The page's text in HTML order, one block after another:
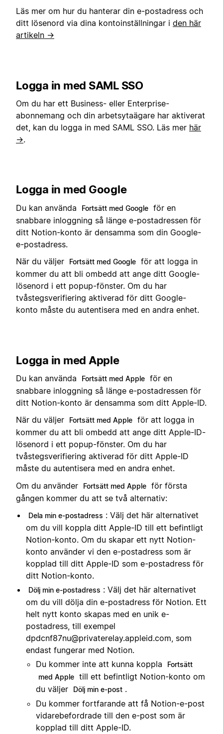
Läs mer om hur du hanterar din e-postadress och
ditt lösenord via dina kontoinställningar i den här
artikeln →
Logga in med SAML SSO
Om du har ett Business- eller Enterprise-
abonnemang och din arbetsytaägare har aktiverat
det, kan du logga in med SAML SSO. Läs mer här
→.
Logga in med Google
Du kan använda Fortsätt med Google för en
snabbare inloggning så länge e-postadressen för
ditt Notion-konto är densamma som din Google-
e-postadress.
När du väljer
Fortsätt med Google för att logga in
kommer du att bli ombedd att ange ditt Google-
lösenord i ett popup-fönster. Om du har
tvåstegsverifiering aktiverad för ditt Google-
konto måste du autentisera med en andra enhet.
Logga in med Apple
Du kan använda Fortsätt med Apple för en
snabbare inloggning så länge e-postadressen för
ditt Notion-konto är densamma som ditt Apple-ID.
När du väljer
Fortsätt med Apple för att logga in
kommer du att bli ombedd att ange ditt Apple-ID-
lösenord i ett popup-fönster. Om du har
tvåstegsverifiering aktiverad för ditt Apple-ID
måste du autentisera med en andra enhet.
Om du använder
Fortsätt med Apple för första
gången kommer du att se två alternativ:
Dela min e-postadress : Välj det här alternativet
om du vill koppla ditt Apple-ID till ett befintligt
Notion-konto. Om du skapar ett nytt Notion-
konto använder vi den e-postadress som är
kopplad till ditt Apple-ID som e-postadress för
ditt Notion-konto.
Dölj min e-postadress : Välj det här alternativet
om du vill dölja din e-postadress för Notion. Ett
helt nytt konto skapas med en unik e-
postadress, till exempel
dpdcnf87nu@privaterelay.appleid.com, som
endast fungerar med Notion.
Du kommer inte att kunna koppla
Fortsätt
med Apple till ett befintligt Notion-konto om
du väljer
Dölj min e-post .
Du kommer fortfarande att få Notion-e-post
vidarebefordrade till den e-post som är
kopplad till ditt Apple-ID.